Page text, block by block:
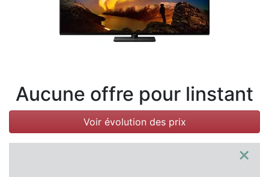
Aucune offre pour linstant
Voir évolution des prix
×